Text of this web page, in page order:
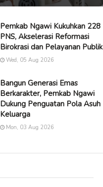
Pemkab Ngawi Kukuhkan 228
PNS, Akselerasi Reformasi
Birokrasi dan Pelayanan Publik
Wed, 05 Aug 2026
Bangun Generasi Emas
Berkarakter, Pemkab Ngawi
Dukung Penguatan Pola Asuh
Keluarga
Mon, 03 Aug 2026